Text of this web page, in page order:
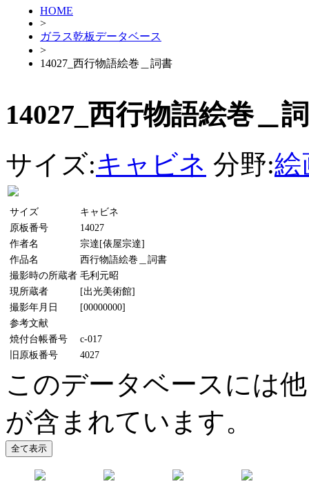
HOME
>
ガラス乾板データベース
>
14027_西行物語絵巻＿詞書
14027_西行物語絵巻＿
サイズ:キャビネ 分野:絵
サイズ
キャビネ
原板番号
14027
作者名
宗達[俵屋宗達]
作品名
西行物語絵巻＿詞書
撮影時の所蔵者 毛利元昭
現所蔵者
[出光美術館]
撮影年月日
[00000000]
参考文献
焼付台帳番号
c-017
旧原板番号
4027
このデータベースには
が含まれています。